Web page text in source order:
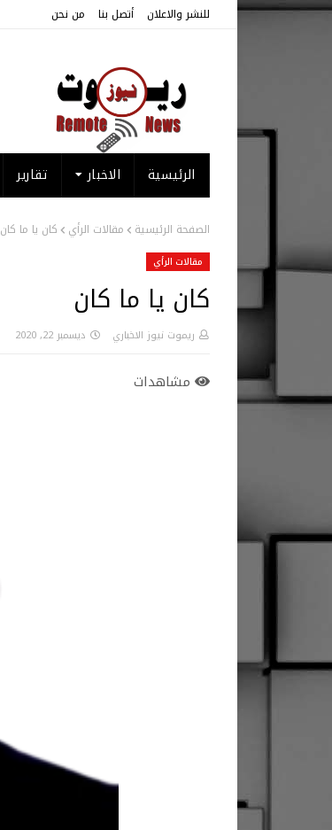
للنشر والاعلان أتصل بنا من نحن
الرئيسية الاخبار تقارير
الصفحة الرئيسية مقالات الرأي كان يا ما كان
مقالات الرأي
كان يا ما كان
ريموت نيوز الاخباري ديسمبر 22, 2020
مشاهدات